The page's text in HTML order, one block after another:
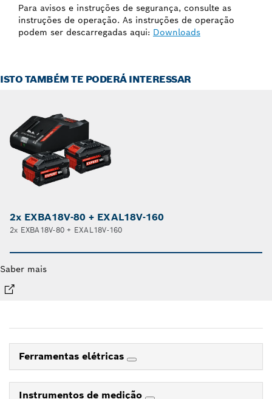
Para avisos e instruções de segurança, consulte as
instruções de operação. As instruções de operação
podem ser descarregadas aqui: Downloads
ISTO TAMBÉM TE PODERÁ INTERESSAR
2x EXBA18V-80 + EXAL18V-160
2x EXBA18V-80 + EXAL18V-160
Saber mais
Ferramentas elétricas
Instrumentos de medição